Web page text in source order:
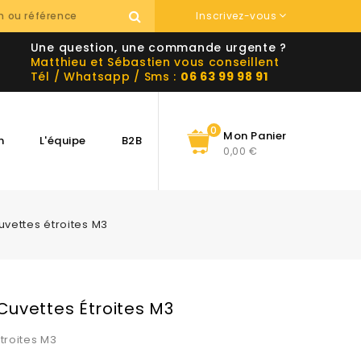
Inscrivez-vous
Une question, une commande urgente ?
Matthieu et Sébastien vous conseillent
Tél / Whatsapp / Sms : 06 63 99 98 91
Mon Panier
0
0,00 €
L'équipe B2B
étroites M3
Étroites M3
M3